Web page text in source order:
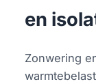
en
Zonwering